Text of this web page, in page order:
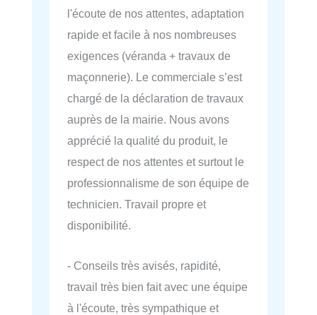
l'écoute de nos attentes, adaptation
rapide et facile à nos nombreuses
exigences (véranda + travaux de
maçonnerie). Le commerciale s’est
chargé de la déclaration de travaux
auprès de la mairie. Nous avons
apprécié la qualité du produit, le
respect de nos attentes et surtout le
professionnalisme de son équipe de
technicien. Travail propre et
disponibilité.
- Conseils très avisés, rapidité,
travail très bien fait avec une équipe
à l'écoute, très sympathique et